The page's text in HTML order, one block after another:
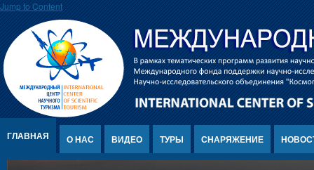
Jump to Content
ГЛАВНАЯ О НАС ВИДЕО ТУРЫ СНАРЯЖЕНИЕ